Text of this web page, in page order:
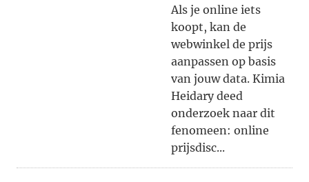
Als je online iets
koopt, kan de
webwinkel de prijs
aanpassen op basis
van jouw data. Kimia
Heidary deed
onderzoek naar dit
fenomeen: online
prijsdisc...